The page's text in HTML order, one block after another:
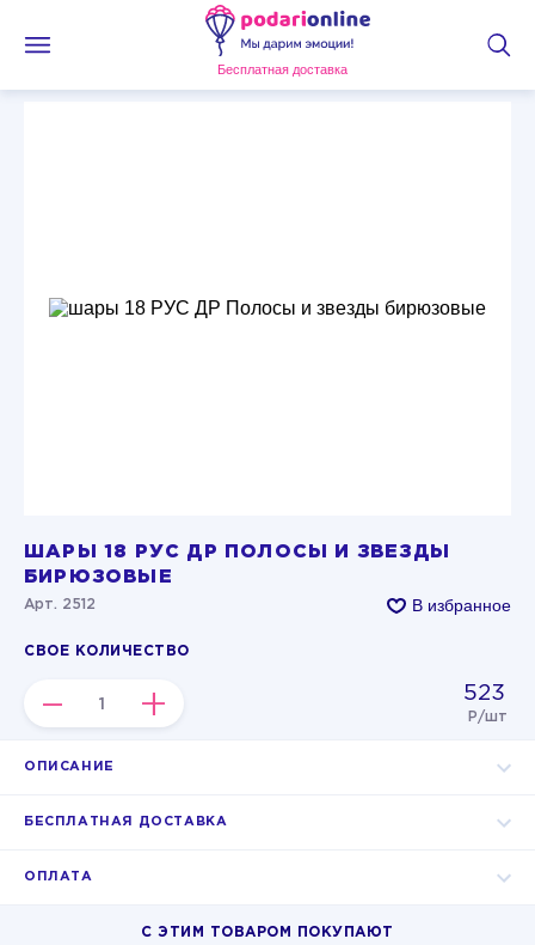
Бесплатная доставка
ШАРЫ 18 РУС ДР ПОЛОСЫ И ЗВЕЗДЫ
БИРЮЗОВЫЕ
Арт. 2512 В избранное
СВОЕ КОЛИЧЕСТВО
– + 523
Р/шт
ОПИСАНИЕ
БЕСПЛАТНАЯ ДОСТАВКА
ОПЛАТА
С ЭТИМ ТОВАРОМ ПОКУПАЮТ